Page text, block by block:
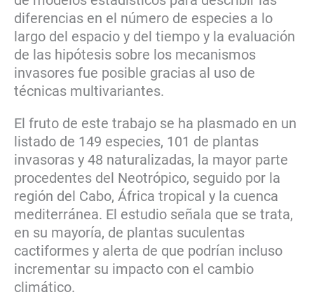
diferencias en el número de especies a lo
largo del espacio y del tiempo y la evaluación
de las hipótesis sobre los mecanismos
invasores fue posible gracias al uso de
técnicas multivariantes.
El fruto de este trabajo se ha plasmado en un
listado de 149 especies, 101 de plantas
invasoras y 48 naturalizadas, la mayor parte
procedentes del Neotrópico, seguido por la
región del Cabo, África tropical y la cuenca
mediterránea. El estudio señala que se trata,
en su mayoría, de plantas suculentas
cactiformes y alerta de que podrían incluso
incrementar su impacto con el cambio
climático.